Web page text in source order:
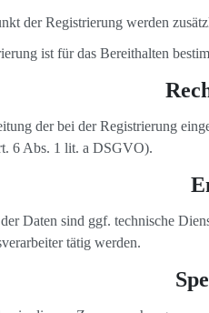
der Registrierung werden
ist für das Bereithalten
der bei der Registrierung
6 Abs. 1 lit. a DSGVO).
Daten sind ggf. technische
tätig werden.